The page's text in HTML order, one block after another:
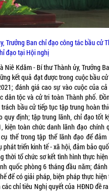
Trưởng Ban chỉ đạo công tác bầu cử
đạo tại Hội nghị
Kdăm - Bí thư Thành ủy, Trưởng
kết quả đạt được trong cuộc bầu
đánh giá cao sự vào cuộc của
dân tộc và cử tri toàn Thành phố.
bầu cử tiếp tục tập trung hoàn
quy định; tập trung lãnh, chỉ đạo tốt
kiện toàn chức danh lãnh đạo chính
thể trong tập thể lãnh đạo để
triển kinh tế - xã hội, đảm bảo
thời tổ chức sơ kết tình hình thực hiện
quốc phòng 6 tháng đầu năm;
để có giải pháp, biện pháp thực
chỉ tiêu Nghị quyết của HĐND đề